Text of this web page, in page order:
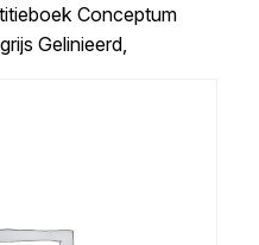
Conceptum
Gelinieerd,